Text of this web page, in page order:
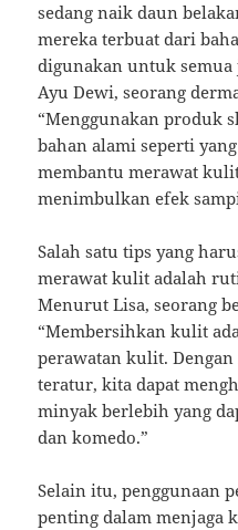
sedang naik daun
mereka terbuat dari
digunakan untuk
Ayu Dewi, seorang
“Menggunakan produk
bahan alami seperti
membantu merawat
menimbulkan efek
Salah satu tips yang
merawat kulit adalah
Menurut Lisa, seorang
“Membersihkan kulit
perawatan kulit.
teratur, kita dapat
minyak berlebih yang
dan komedo.”
Selain itu, penggunaan
penting dalam menjaga